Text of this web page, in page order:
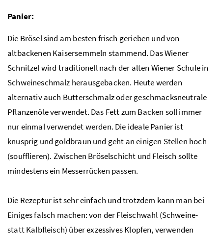
Panier:
Die Brösel sind am besten frisch gerieben und von
altbackenen Kaisersemmeln stammend. Das Wiener
Schnitzel wird traditionell nach der alten Wiener Schule in
Schweineschmalz herausgebacken. Heute werden
alternativ auch Butterschmalz oder geschmacksneutrale
Pflanzenöle verwendet. Das Fett zum Backen soll immer
nur einmal verwendet werden. Die ideale Panier ist
knusprig und goldbraun und geht an einigen Stellen hoch
(soufflieren). Zwischen Bröselschicht und Fleisch sollte
mindestens ein Messerrücken passen.
Die Rezeptur ist sehr einfach und trotzdem kann man bei
Einiges falsch machen: von der Fleischwahl (Schweine-
statt Kalbfleisch) über exzessives Klopfen, verwenden